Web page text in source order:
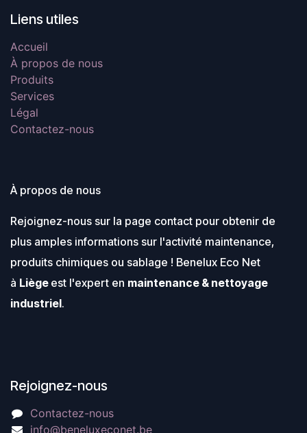
Liens utiles
Accueil
À propos de nous
Produits
Services
Légal
Contactez-nous
À propos de nous
Rejoignez-nous sur la page contact pour obtenir de
plus amples informations sur l'activité maintenance,
produits chimiques ou sablage ! Benelux Eco Net
à Liège est l'expert en maintenance & nettoyage
industriel.
Rejoignez-nous
Contactez-nous
info@beneluxeconet.be